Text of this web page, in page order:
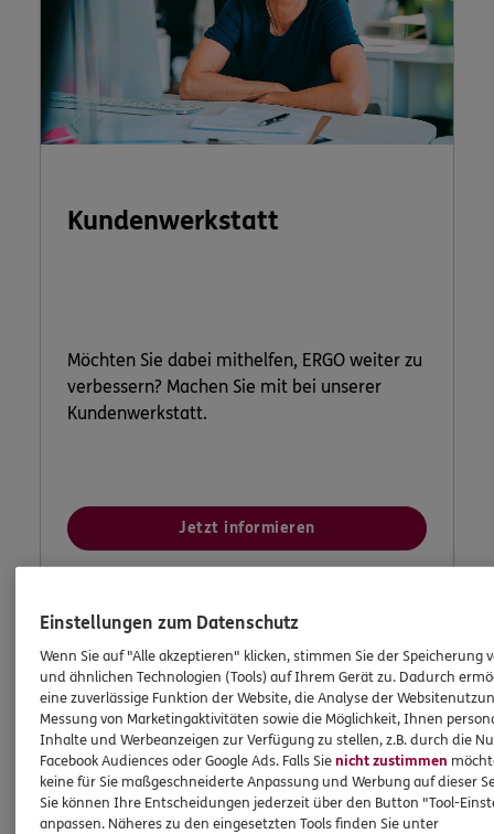
Kundenwerkstatt
Möchten Sie dabei mithelfen, ERGO weiter zu
verbessern? Machen Sie mit bei unserer
Kundenwerkstatt.
Jetzt informieren
Einstellungen zum Datenschutz
Wenn Sie auf "Alle akzeptieren" klicken, stimmen Sie der Speicherung
und ähnlichen Technologien (Tools) auf Ihrem Gerät zu. Dadurch
eine zuverlässige Funktion der Website, die Analyse der
Messung von Marketingaktivitäten sowie die Möglichkeit, Ihnen
Inhalte und Werbeanzeigen zur Verfügung zu stellen, z.B. durch die
Facebook Audiences oder Google Ads. Falls Sienicht zustimmen
keine für Sie maßgeschneiderte Anpassung und Werbung auf dieser
Sie können Ihre Entscheidungen jederzeit über den Button "Tool-
anpassen. Näheres zu den eingesetzten Tools finden Sie unter